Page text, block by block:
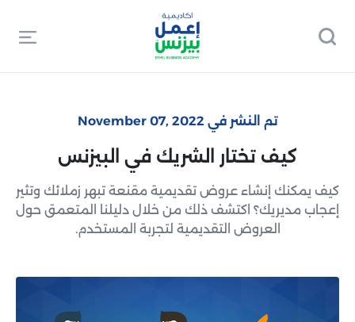
تم النشر في November 07, 2022
كيف تختار الشريك في البيزنس
كيف يمكنك إنشاء عروض تقديمية مقنعة تبهر زملائك وتثير
إعجاب مديريك؟ اكتشف ذلك من خلال دليلنا المتعمق حول
العروض التقديمية لتجربة المستخدم.